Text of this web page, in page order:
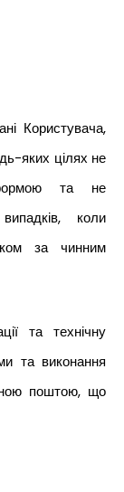
Користувача,
яких цілях не
та не
коли
за чинним
та технічну
та виконання
поштою, що